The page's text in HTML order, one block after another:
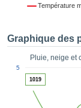
des
ACCEPTER
CONTINUER
Température
Graphique des
Pluie, neige et
5
1019